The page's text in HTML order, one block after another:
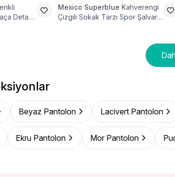
Detaylı
Mexico Superblue Kahverengi
Çizgili Sokak Tarzı Spor Şalvar
Beyaz Pantolon Lacivert Pantolon
Ekru Pantolon Mor Pantolon